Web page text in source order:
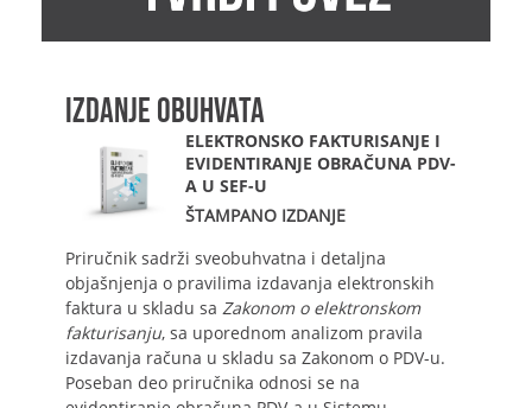
IZDANJE OBUHVATA
ELEKTRONSKO FAKTURISANJE I
EVIDENTIRANJE OBRAČUNA PDV-
A U SEF-U
ŠTAMPANO IZDANJE
Priručnik sadrži sveobuhvatna i detaljna
objašnjenja o pravilima izdavanja elektronskih
faktura u skladu sa Zakonom o elektronskom
fakturisanju, sa uporednom analizom pravila
izdavanja računa u skladu sa Zakonom o PDV-u.
Poseban deo priručnika odnosi se na